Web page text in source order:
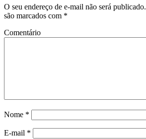
O seu endereço de e-mail não será publicado.
são marcados com *
Comentário
Nome *
E-mail *